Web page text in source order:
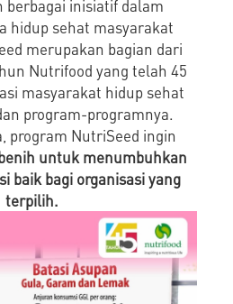
berbagai inisiatif dalam
hidup sehat masyarakat
merupakan bagian dari
Nutrifood yang telah 45
masyarakat hidup sehat
program-programnya.
program NutriSeed ingin
untuk menumbuhkan
baik bagi organisasi yang
terpilih.